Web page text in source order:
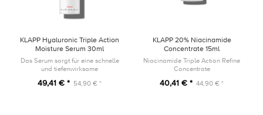
KLAPP Hyaluronic Triple Action
Moisture Serum 30ml
Das Serum sorgt für eine schnelle
und tiefenwirksame
spürbar pralles Hautgefühl und
49,41 € * 54,90 € *
KLAPP 20% Niacinamide
Concentrate 15ml
Niacinamide Triple Action Refine
Concentrate
40,41 € * 44,90 € *